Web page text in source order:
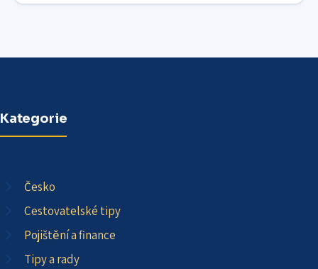
Kategorie
Česko
Cestovatelské tipy
Pojištění a finance
Tipy a rady